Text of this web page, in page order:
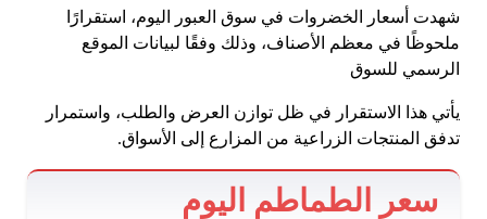
شهدت أسعار الخضروات في سوق العبور اليوم، استقرارًا
ملحوظًا في معظم الأصناف، وذلك وفقًا لبيانات الموقع
الرسمي للسوق
يأتي هذا الاستقرار في ظل توازن العرض والطلب، واستمرار
تدفق المنتجات الزراعية من المزارع إلى الأسواق.
سعر الطماطم اليوم